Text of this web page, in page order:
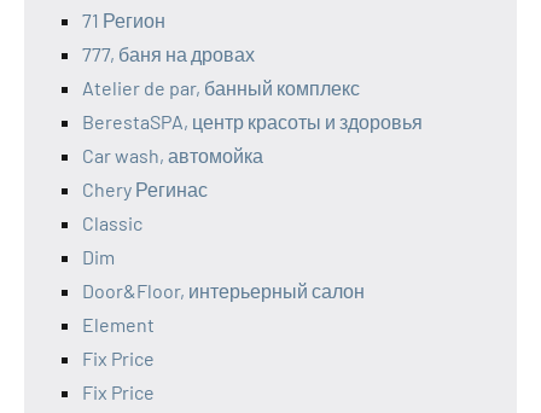
71 Регион
777, баня на дровах
Atelier de par, банный комплекс
BerestaSPA, центр красоты и здоровья
Car wash, автомойка
Chery Регинас
Classic
Dim
Door&Floor, интерьерный салон
Element
Fix Price
Fix Price